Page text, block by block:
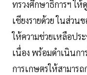
ทรวงศึกษาธิการฯ ใ
เชียงรายด้วย ในส่วน
ให้ความช่วยเหลือป
เนื่อง พร้อมดำเนิน
การเกษตรให้สามาร